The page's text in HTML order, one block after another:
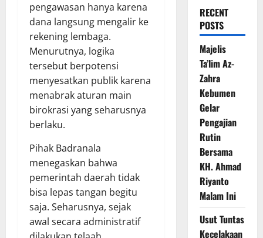
pengawasan hanya karena
dana langsung mengalir ke
rekening lembaga.
Menurutnya, logika
tersebut berpotensi
menyesatkan publik karena
menabrak aturan main
birokrasi yang seharusnya
berlaku.
Pihak Badranala
menegaskan bahwa
pemerintah daerah tidak
bisa lepas tangan begitu
saja. Seharusnya, sejak
awal secara administratif
RECENT
POSTS
Majelis
Ta’lim Az-
Zahra
Kebumen
Gelar
Pengajian
Rutin
Bersama
KH. Ahmad
Riyanto
Malam Ini
Usut Tuntas
Kecelakaan